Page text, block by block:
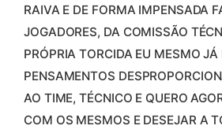
RAIVA E DE FORMA IMPENSADA
JOGADORES, DA COMISSÃO
PRÓPRIA TORCIDA EU MESMO JÁ
PENSAMENTOS
AO TIME, TÉCNICO E QUERO
COM OS MESMOS E DESEJAR A